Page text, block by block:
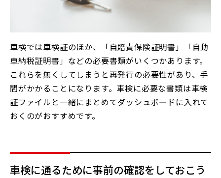
車検では車検証のほか、「自賠責保険証明書」「自動
車納税証明書」などの必要書類がいくつかあります。
これらを無くしてしまうと再発行の必要性があり、手
間がかかることになります。車検に必要な書類は車検
証ファイルと一緒にまとめてダッシュボードに入れて
おくのがおすすめです。
車検に通るために事前の確認をしておこう